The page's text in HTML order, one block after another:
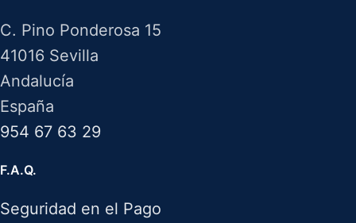
C. Pino Ponderosa 15
41016 Sevilla
Andalucía
España
954 67 63 29
F.A.Q.
Seguridad en el Pago